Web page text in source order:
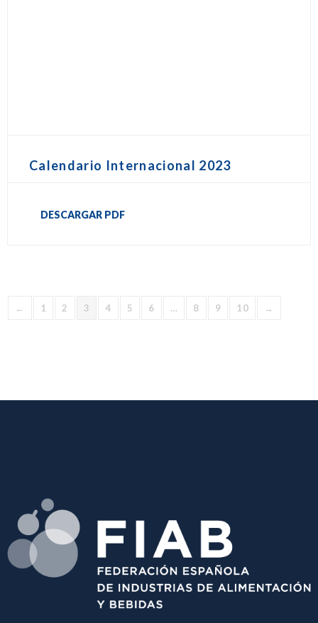
Calendario Internacional 2023
DESCARGAR PDF
← 1 2 3 4 5 6 … 8 9 10 →